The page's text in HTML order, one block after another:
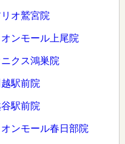
オ鷲宮院
ンモール上尾院
ニクス鴻巣院
越駅前院
駅前院
オンモール春日部院